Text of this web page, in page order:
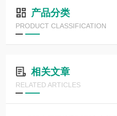
产品分类
PRODUCT CLASSIFICATION
相关文章
RELATED ARTICLES